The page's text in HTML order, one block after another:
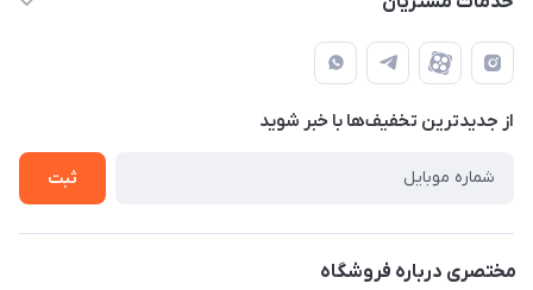
حضوری از قبل با پشتیبان های فروشگاه هماهنگ کنید)
لیست محصولات
تماس با ما
قوانین و مقررات
حریم خصوصی
راهنما
از جدید‌ترین تخفیف‌ها با‌ خبر شوید
ثبت
مختصری درباره فروشگاه